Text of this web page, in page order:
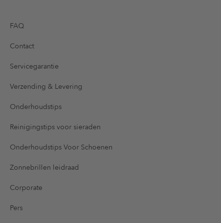
FAQ
Contact
Servicegarantie
Verzending & Levering
Onderhoudstips
Reinigingstips voor sieraden
Onderhoudstips Voor Schoenen
Zonnebrillen leidraad
Corporate
Pers